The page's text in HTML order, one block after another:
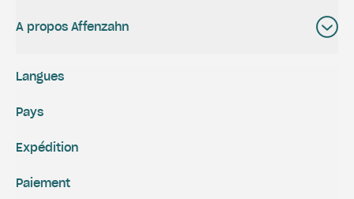
A propos Affenzahn
Expédition
Paiement
Langues
Pays